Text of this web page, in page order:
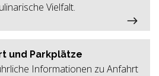
Vielfalt.
und Parkplätze
Informationen zu Anfahrt